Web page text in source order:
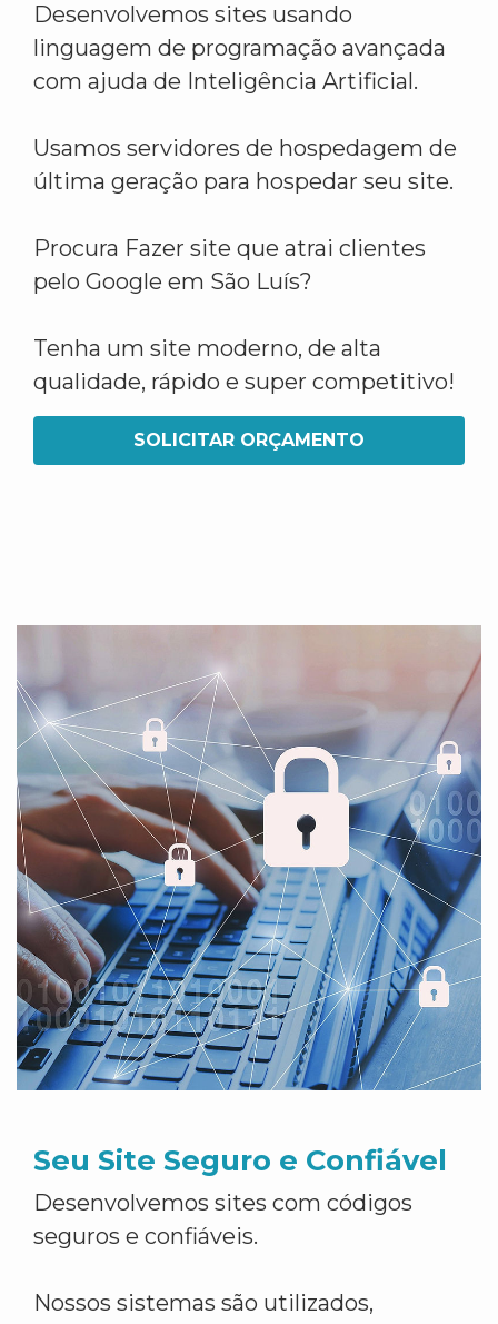
Desenvolvemos sites usando
linguagem de programação avançada
com ajuda de Inteligência Artificial.
Usamos servidores de hospedagem de
última geração para hospedar seu site.
Procura Fazer site que atrai clientes
pelo Google em São Luís?
Tenha um site moderno, de alta
qualidade, rápido e super competitivo!
SOLICITAR ORÇAMENTO
Seu Site Seguro e Confiável
Desenvolvemos sites com códigos
seguros e confiáveis.
Nossos sistemas são utilizados,